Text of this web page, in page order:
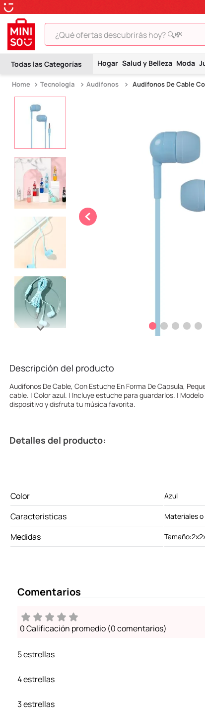
¿Qué ofertas descubrirás hoy? 🔍💸
Hogar Salud y Belleza Moda
Tecnología Audifonos Audífonos De Cable
Descripción del producto
Audifonos De Cable, Con Estuche En Forma De Capsula,
cable. | Color azul. | Incluye estuche para guardarlos. |
dispositivo y disfruta tu música favorita.
Detalles del producto:
Color Azul
Características Materiales
Medidas
Comentarios
0 Calificación promedio (0 comentarios)
5 estrellas
4 estrellas
3 estrellas
TÉRMINOS MÁS BUSCADOS
.
hello kitty
9.
llaveros
.